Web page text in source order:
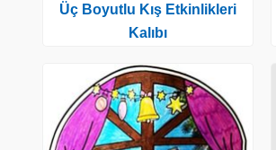
Üç Boyutlu Kış Etkinlikleri
Kalıbı